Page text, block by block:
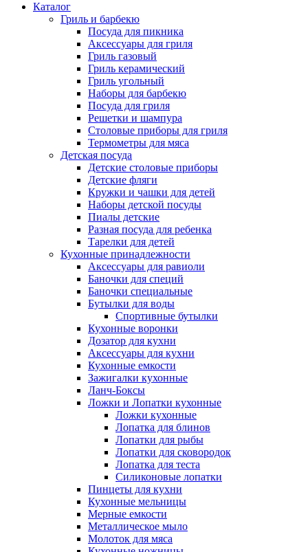
Каталог
Гриль и барбекю
Посуда для пикника
Аксессуары для гриля
Гриль газовый
Гриль керамический
Гриль угольный
Наборы для барбекю
Посуда для гриля
Решетки и шампура
Столовые приборы для гриля
Термометры для мяса
Детская посуда
Детские столовые приборы
Детские фляги
Кружки и чашки для детей
Наборы детской посуды
Пиалы детские
Разная посуда для ребенка
Тарелки для детей
Кухонные принадлежности
Аксессуары для равиоли
Баночки для специй
Баночки специальные
Бутылки для воды
Спортивные бутылки
Кухонные воронки
Дозатор для кухни
Аксессуары для кухни
Кухонные емкости
Зажигалки кухонные
Ланч-Боксы
Ложки и Лопатки кухонные
Ложки кухонные
Лопатка для блинов
Лопатки для рыбы
Лопатки для сковородок
Лопатка для теста
Силиконовые лопатки
Пинцеты для кухни
Кухонные мельницы
Мерные емкости
Металлическое мыло
Молоток для мяса